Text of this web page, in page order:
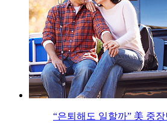
“은퇴해도 일할까” 美 중